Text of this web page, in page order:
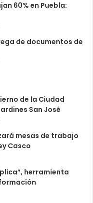
60% en Puebla:
de documentos de
de la Ciudad
San José
mesas de trabajo
Casco
herramienta